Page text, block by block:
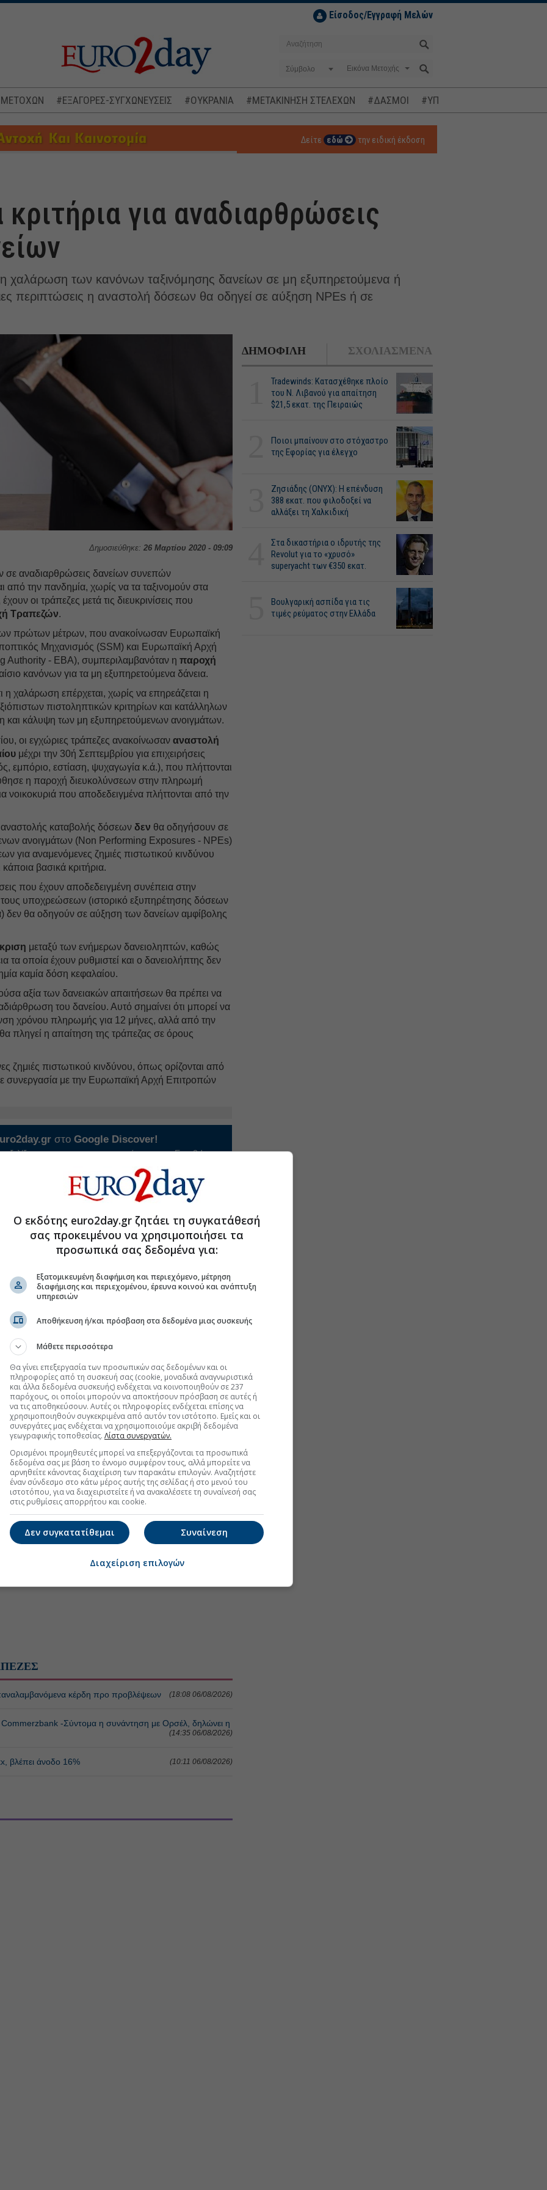
Είσοδος/Εγγραφή Μελών
Σύμβολο
ΜΕΤΟΧΩΝ #ΕΞΑΓΟΡΕΣ-ΣΥΓΧΩΝΕΥΣΕΙΣ #ΟΥΚΡΑΝΙΑ #ΜΕΤΑΚΙΝΗΣΗ ΣΤΕΛΕΧΩΝ #ΔΑΣΜΟΙ #ΥΠΟΚΛΟΠΕΣ
Δείτε εδώ την ειδική έκδοση
για αναδιαρθρώσεις
τη χαλάρωση των κανόνων ταξινόμησης δανείων σε μη εξυπηρετούμενα ή
περιπτώσεις η αναστολή δόσεων θα οδηγεί σε αύξηση NPEs ή σε
Δημοσιεύθηκε: 26 Μαρτίου 2020 - 09:09
σε αναδιαρθρώσεις δανείων συνεπών
από την πανδημία, χωρίς να τα ταξινομούν στα
οι τράπεζες μετά τις διευκρινίσεις που
Τραπεζών.
πρώτων μέτρων, που ανακοίνωσαν Ευρωπαϊκή
Μηχανισμός (SSM) και Ευρωπαϊκή Αρχή
Authority - EBA), συμπεριλαμβανόταν ηπαροχή
κανόνων για τα μη εξυπηρετούμενα δάνεια.
η χαλάρωση επέρχεται, χωρίς να επηρεάζεται η
πιστοληπτικών κριτηρίων και κατάλληλων
και κάλυψη των μη εξυπηρετούμενων ανοιγμάτων.
οι εγχώριες τράπεζες ανακοίνωσαναναστολή
μέχρι την 30ή Σεπτεμβρίου για επιχειρήσεις
εμπόριο, εστίαση, ψυχαγωγία κ.ά.), που πλήττονται
η παροχή διευκολύνσεων στην πληρωμή
νοικοκυριά που αποδεδειγμένα πλήττονται από την
καταβολής δόσεωνδεν θα οδηγήσουν σε
ανοιγμάτων (Non Performing Exposures - NPEs)
για αναμενόμενες ζημιές πιστωτικού κινδύνου
βασικά κριτήρια.
που έχουν αποδεδειγμένη συνέπεια στην
υποχρεώσεων (ιστορικό εξυπηρέτησης δόσεων
δεν θα οδηγούν σε αύξηση των δανείων αμφίβολης
μεταξύ των ενήμερων δανειοληπτών, καθώς
τα οποία έχουν ρυθμιστεί και ο δανειολήπτης δεν
καμία δόση κεφαλαίου.
αξία των δανειακών απαιτήσεων θα πρέπει να
του δανείου. Αυτό σημαίνει ότι μπορεί να
χρόνου πληρωμής για 12 μήνες, αλλά από την
πληγεί η απαίτηση της τράπεζας σε όρους
ζημιές πιστωτικού κινδύνου, όπως ορίζονται από
συνεργασία με την Ευρωπαϊκή Αρχή Επιτροπών
στοGoogle Discover!
εξελίξεις με την υπογραφη εγκυρότητας του Euro2day.gr
FOLLOW US
Ακολουθήστε τη σελίδα του Euro2day.gr Linkedin
τουριστικές επενδύσεις
φωτιά σε βενζίνη και πετρέλαιο κίνησης
στο χρηματιστήριο
και κλάδοι έχουν ακόμη περιθώρια ανόδου
στο Discover
ΔΗΜΟΦΙΛΗ ΣΧΟΛΙΑΣΜΕΝΑ
Tradewinds: Κατασχέθηκε πλοίο
του Ν. Λιβανού για απαίτηση
$21,5 εκατ. της Πειραιώς
Ποιοι μπαίνουν στο στόχαστρο
της Εφορίας για έλεγχο
Ζησιάδης (ONYX): Η επένδυση
388 εκατ. που φιλοδοξεί να
αλλάξει τη Χαλκιδική
Στα δικαστήρια ο ιδρυτής της
Revolut για το «χρυσό»
superyacht των €350 εκατ.
Βουλγαρική ασπίδα για τις
τιμές ρεύματος στην Ελλάδα
κέρδη προ προβλέψεων (18:08 06/08/2026)
Commerzbank -Σύντομα η συνάντηση με Ορσέλ, δηλώνει η
(14:35 06/08/2026)
βλέπει άνοδο 16% (10:11 06/08/2026)
Ο εκδότης euro2day.gr ζητάει τη συγκατάθεσή
σας προκειμένου να χρησιμοποιήσει τα
προσωπικά σας δεδομένα για:
Εξατομικευμένη διαφήμιση και περιεχόμενο, μέτρηση
διαφήμισης και περιεχομένου, έρευνα κοινού και ανάπτυξη
υπηρεσιών
Αποθήκευση ή/και πρόσβαση στα δεδομένα μιας συσκευής
Μάθετε περισσότερα
Θα γίνει επεξεργασία των προσωπικών σας δεδομένων και οι
πληροφορίες από τη συσκευή σας (cookie, μοναδικά αναγνωριστικά
και άλλα δεδομένα συσκευής) ενδέχεται να κοινοποιηθούν σε 237
παρόχους, οι οποίοι μπορούν να αποκτήσουν πρόσβαση σε αυτές ή
να τις αποθηκεύσουν. Αυτές οι πληροφορίες ενδέχεται επίσης να
χρησιμοποιηθούν συγκεκριμένα από αυτόν τον ιστότοπο. Εμείς και οι
συνεργάτες μας ενδέχεται να χρησιμοποιούμε ακριβή δεδομένα
γεωγραφικής τοποθεσίας. Λίστα συνεργατών.
Ορισμένοι προμηθευτές μπορεί να επεξεργάζονται τα προσωπικά
δεδομένα σας με βάση το έννομο συμφέρον τους, αλλά μπορείτε να
αρνηθείτε κάνοντας διαχείριση των παρακάτω επιλογών. Αναζητήστε
έναν σύνδεσμο στο κάτω μέρος αυτής της σελίδας ή στο μενού του
ιστοτόπου, για να διαχειριστείτε ή να ανακαλέσετε τη συναίνεσή σας
στις ρυθμίσεις απορρήτου και cookie.
Συναίνεση
Δεν συγκατατίθεμαι
Διαχείριση επιλογών